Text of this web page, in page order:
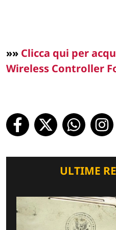
»» Clicca qui per
Wireless Controller
ULTIME